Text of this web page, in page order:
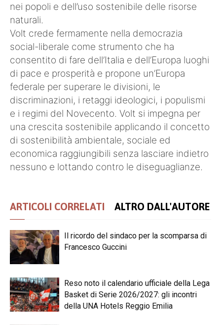
nei popoli e dell’uso sostenibile delle risorse
naturali.
Volt crede fermamente nella democrazia
social-liberale come strumento che ha
consentito di fare dell’Italia e dell’Europa luoghi
di pace e prosperità e propone un’Europa
federale per superare le divisioni, le
discriminazioni, i retaggi ideologici, i populismi
e i regimi del Novecento. Volt si impegna per
una crescita sostenibile applicando il concetto
di sostenibilità ambientale, sociale ed
economica raggiungibili senza lasciare indietro
nessuno e lottando contro le diseguaglianze.
ARTICOLI CORRELATI ALTRO DALL'AUTORE
Il ricordo del sindaco per la scomparsa di
Francesco Guccini
Reso noto il calendario ufficiale della Lega
Basket di Serie 2026/2027: gli incontri
della UNA Hotels Reggio Emilia